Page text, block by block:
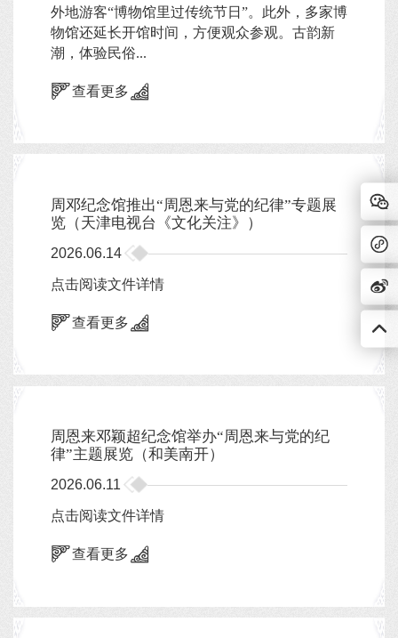
外地游客“博物馆里过传统节日”。此外，多家博
物馆还延长开馆时间，方便观众参观。古韵新
潮，体验民俗...
查看更多
周邓纪念馆推出“周恩来与党的纪律”专题展
览（天津电视台《文化关注》）
2026.06.14
点击阅读文件详情
查看更多
周恩来邓颖超纪念馆举办“周恩来与党的纪
律”主题展览（和美南开）
2026.06.11
点击阅读文件详情
查看更多